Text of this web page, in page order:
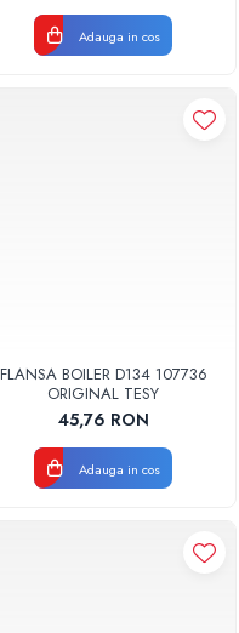
Adauga in cos
FLANSA BOILER D134 107736
ORIGINAL TESY
45,76 RON
Adauga in cos